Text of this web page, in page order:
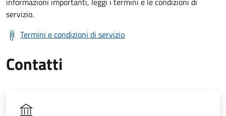
servizio.
Termini e condizioni di servizio
Contatti